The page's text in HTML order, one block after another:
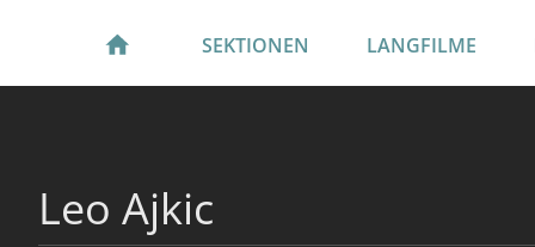
SEKTIONEN LANGFILME
Leo Ajkic